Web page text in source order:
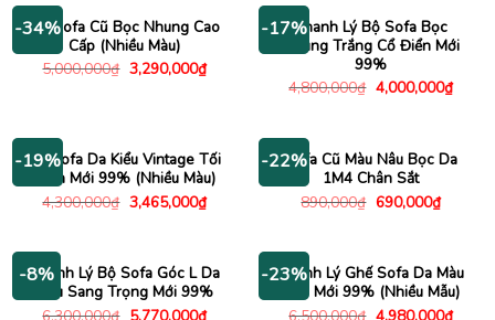
3,990,000₫.
-34%
Bộ Sofa Cũ Bọc Nhung Cao
Cấp (Nhiều Màu)
5,000,000₫ Giá
gốc
3,290,000₫Giá
hiện
-17%Thanh Lý Bộ Sofa Bọc
Nhung Trắng Cổ Điển Mới
99%
4,800,000₫ Giá
gốc
4,000,000₫Giá
hiện
-19%
Bộ Sofa Da Kiểu Vintage Tối
Giản Mới 99% (Nhiều Màu)
4,300,000₫ Giá
gốc
3,465,000₫Giá
hiện
3,465,000₫.
-22%Sofa Cũ Màu Nâu Bọc Da
1M4 Chân Sắt
890,000₫ Giá
690,000₫Giá
hiện
-8%
Thanh Lý Bộ Sofa Góc L Da
Nâu Sang Trọng Mới 99%
Giá Giá
-23%
Thanh Lý Ghế Sofa Da Màu
Đẹp Mới 99% (Nhiều Mẫu)
Giá Giá